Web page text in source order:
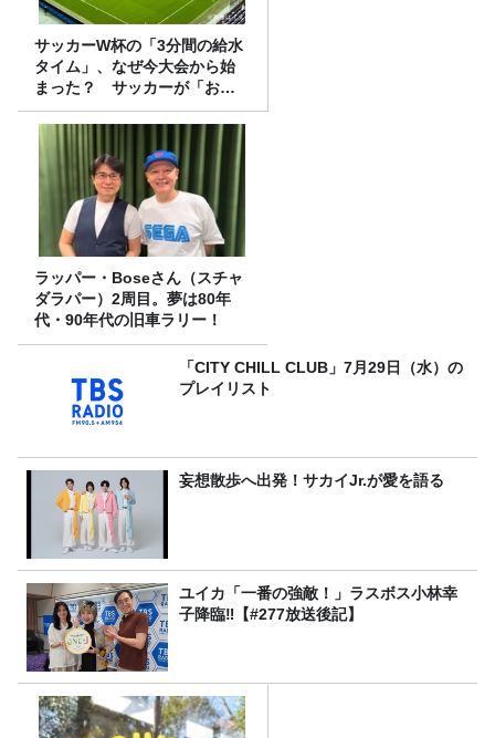
サッカーW杯の「3分間の給水
タイム」、なぜ今大会から始
まった？ サッカーが「お
金」に変わる仕組み
ラッパー・Boseさん（スチャ
ダラパー）2周目。夢は80年
代・90年代の旧車ラリー！
「CITY CHILL CLUB」7月29日（水）の
プレイリスト
妄想散歩へ出発！サカイJr.が愛を語る
ユイカ「一番の強敵！」ラスボス小林幸
子降臨‼【#277放送後記】